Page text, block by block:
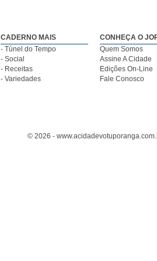
CADERNO MAIS
- Túnel do Tempo
- Social
- Receitas
- Variedades
CONHEÇA O
Quem Somos
Assine A Cidade
Edições On-Line
Fale Conosco
© 2026 -